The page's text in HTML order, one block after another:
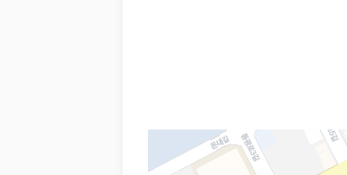
혼자 또는 2인 여행에 적합하며 제주 렌트카 최저가를 찾는 사용
단체 여행이나 4인 이상 가족 여행에 적합하며 인원수, 짐 공간,
제주렌트카 보험까지 비교해야 진짜 가격비교입